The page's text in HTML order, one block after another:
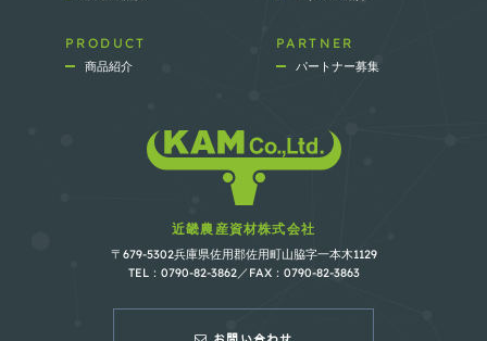
PRODUCT PARTNER
商品紹介 パートナー募集
近畿農産資材株式会社
〒679-5302兵庫県佐用郡佐用町山脇字一本木1129
TEL：0790-82-3862／FAX：0790-82-3863